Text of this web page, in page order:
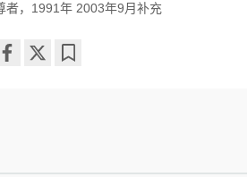
者，1991年 2003年9月补充